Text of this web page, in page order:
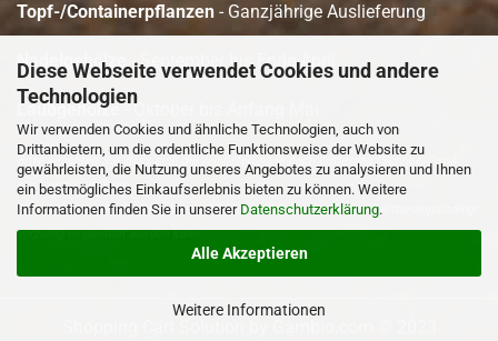
Diese Webseite verwendet Cookies und andere
Technologien
Wir verwenden Cookies und ähnliche Technologien, auch von
Drittanbietern, um die ordentliche Funktionsweise der Website zu
gewährleisten, die Nutzung unseres Angebotes zu analysieren und Ihnen
ein bestmögliches Einkaufserlebnis bieten zu können. Weitere
Informationen finden Sie in unserer Datenschutzerklärung.
Alle Akzeptieren
Weitere Informationen
Topf-/Containerpflanzen - Ganzjährige Auslieferung
Nadelgehölze - September bis Ende April
Laubgehölze- Oktober bis Anfang Mai
Bitte beachten Sie, dass sich die Auslieferung je nach Witterung (Schnee/Frost
etc.) verzögern kann.
Bitte beachten Sie zudem, dass bei Freilandpflanzen der Versand witterungsbedingt
vorzeitig eingestellt werden kann.